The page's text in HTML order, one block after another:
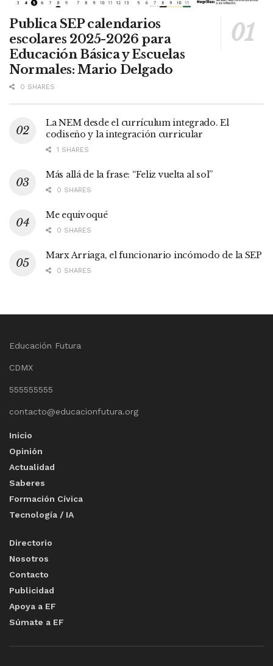
Publica SEP calendarios
escolares 2025-2026 para
Educación Básica y Escuelas
Normales: Mario Delgado
0 SHARES
La NEM desde el currículum integrado. El
codiseño y la integración curricular
1 SHARES
Más allá de la frase: “Feliz vuelta al sol”
0 SHARES
Me equivoqué
0 SHARES
Marx Arriaga, el funcionario incómodo de la SEP
0 SHARES
Educación Futura
CDMX
555555555
contacto@educacionfutura.org
Inicio
Opinión
Actualidad
Saberes
Formación Cívica
Tecnología / IA
Directorio
Nosotros
Contacto
Publicidad
Apoya a EF
Súmate a EF